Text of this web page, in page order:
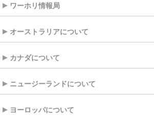
ワーホリ情報局
オーストラリアについて
カナダについて
ニュージーランドについて
ヨーロッパについて